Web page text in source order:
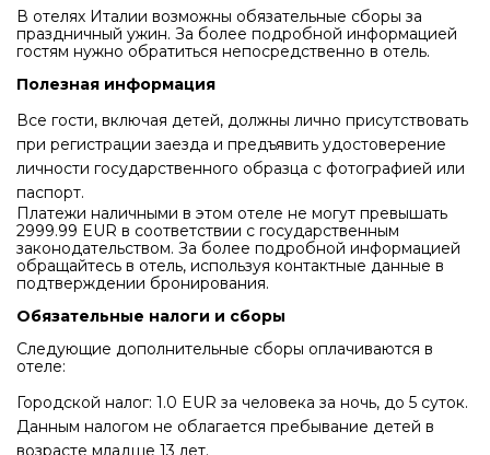
В отелях Италии возможны обязательные сборы за
праздничный ужин. За более подробной информацией
гостям нужно обратиться непосредственно в отель.
Полезная информация
Все гости, включая детей, должны лично присутствовать
при регистрации заезда и предъявить удостоверение
личности государственного образца с фотографией или
паспорт.
Платежи наличными в этом отеле не могут превышать
2999.99 EUR в соответствии с государственным
законодательством. За более подробной информацией
обращайтесь в отель, используя контактные данные в
подтверждении бронирования.
Обязательные налоги и сборы
Следующие дополнительные сборы оплачиваются в
отеле:
Городской налог: 1.0 EUR за человека за ночь, до 5 суток.
Данным налогом не облагается пребывание детей в
возрасте младше 13 лет.